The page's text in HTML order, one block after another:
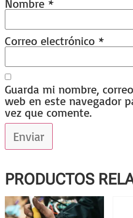
Nombre *
Correo electrónico *
Guarda mi nombre,
web en este navegador
vez que comente.
PRODUCTOS